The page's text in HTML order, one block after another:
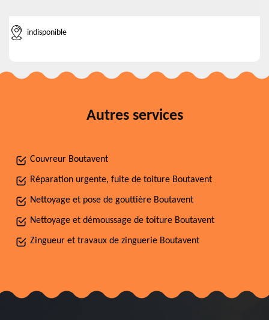
indisponible
Autres services
Couvreur Boutavent
Réparation urgente, fuite de toiture Boutavent
Nettoyage et pose de gouttière Boutavent
Nettoyage et démoussage de toiture Boutavent
Zingueur et travaux de zinguerie Boutavent